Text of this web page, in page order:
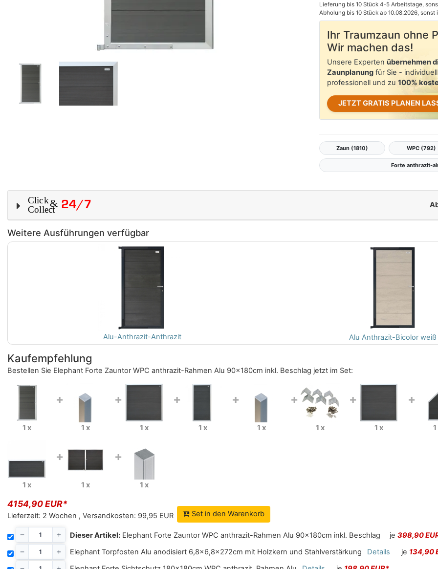
Lieferung bis 10 Stück 4-5 Arbeitstage,
Abholung bis 10 Stück ab 10.08.2026,
Ihr Traumzaun ohne
Wir machen das!
Unsere Experten übernehmen
Zaunplanungfür Sie -
professionell und zu 100%
JETZT GRATIS PLANEN
Zaun (1810) WPC (792)
Forte anthrazit-
Weitere Ausführungen verfügbar
Alu-Anthrazit-Anthrazit Alu Anthrazit-Bicolor weiß
Kaufempfehlung
Bestellen Sie Elephant Forte Zauntor WPC anthrazit-Rahmen Alu 90x180cm inkl. Beschlag jetzt im Set:
+
1 x
+
1 x
+
1 x
+
1 x
+
1 x
+
1 x
+
1 x
+
1 x
+
1 x 1 x
4154,90 EUR*
Lieferzeit: 2 Wochen , Versandkosten: 99,95 EUR Set in den Warenkorb
Dieser Artikel: Elephant Forte Zauntor WPC anthrazit-Rahmen Alu 90x180cm inkl. Beschlag je 398,90
Elephant Torpfosten Alu anodisiert 6,8x6,8x272cm mit Holzkern und Stahlverstärkung
Details je 134,90